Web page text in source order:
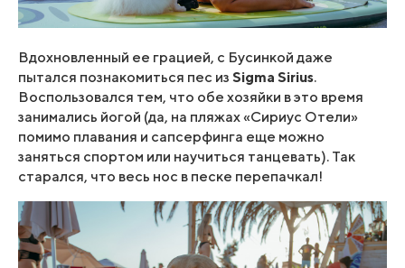
Вдохновленный ее грацией, с Бусинкой даже
пытался познакомиться пес из Sigma Sirius.
Воспользовался тем, что обе хозяйки в это время
занимались йогой (да, на пляжах «Сириус Отели»
помимо плавания и сапсерфинга еще можно
заняться спортом или научиться танцевать). Так
старался, что весь нос в песке перепачкал!